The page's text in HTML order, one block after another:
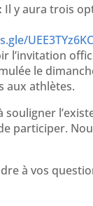
Il y aura trois
l’invitation
le
aux athlètes.
souligner
participer.
à vos